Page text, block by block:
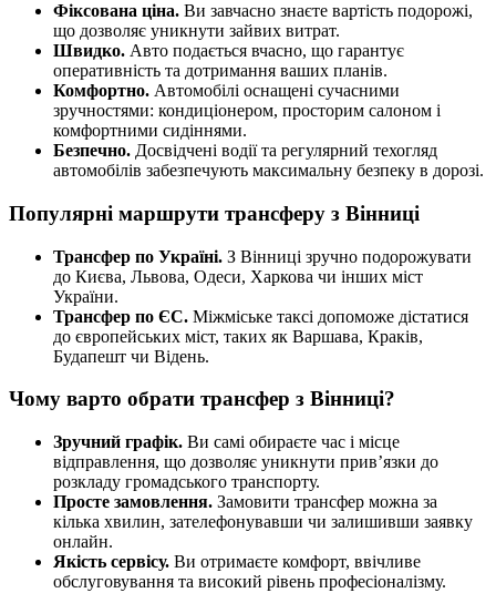
Фіксована ціна. Ви завчасно знаєте вартість подорожі,
що дозволяє уникнути зайвих витрат.
Швидко. Авто подається вчасно, що гарантує
оперативність та дотримання ваших планів.
Комфортно. Автомобілі оснащені сучасними
зручностями: кондиціонером, просторим салоном і
комфортними сидіннями.
Безпечно. Досвідчені водії та регулярний техогляд
автомобілів забезпечують максимальну безпеку в дорозі.
Популярні маршрути трансферу з Вінниці
Трансфер по Україні. З Вінниці зручно подорожувати
до Києва, Львова, Одеси, Харкова чи інших міст
України.
Трансфер по ЄС. Міжміське таксі допоможе дістатися
до європейських міст, таких як Варшава, Краків,
Будапешт чи Відень.
Чому варто обрати трансфер з Вінниці?
Зручний графік. Ви самі обираєте час і місце
відправлення, що дозволяє уникнути прив’язки до
розкладу громадського транспорту.
Просте замовлення. Замовити трансфер можна за
кілька хвилин, зателефонувавши чи залишивши заявку
онлайн.
Якість сервісу. Ви отримаєте комфорт, ввічливе
обслуговування та високий рівень професіоналізму.